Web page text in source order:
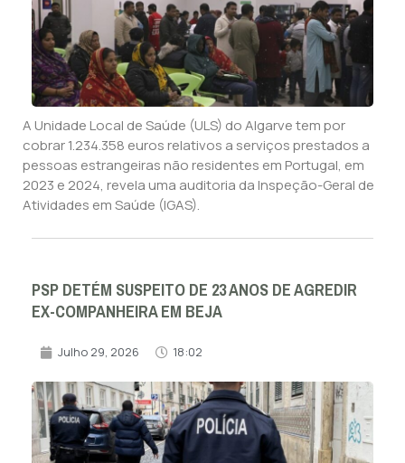
A Unidade Local de Saúde (ULS) do Algarve tem por
cobrar 1.234.358 euros relativos a serviços prestados a
pessoas estrangeiras não residentes em Portugal, em
2023 e 2024, revela uma auditoria da Inspeção-Geral de
Atividades em Saúde (IGAS).
PSP DETÉM SUSPEITO DE 23 ANOS DE AGREDIR
EX-COMPANHEIRA EM BEJA
Julho 29, 2026 18:02